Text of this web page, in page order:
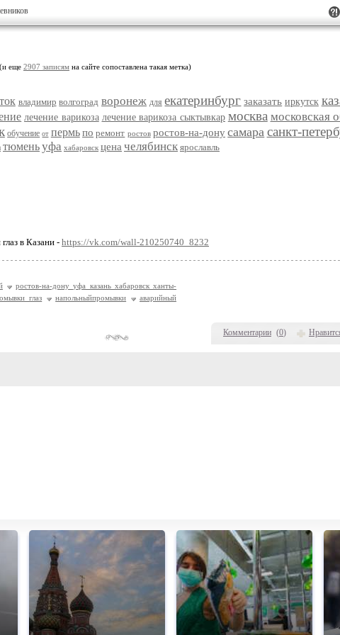
(и еще 2907 записям на сайте сопоставлена такая метка)
владимир волгоград воронеж для екатеринбург заказать иркутск
лечение варикоза лечение варикоза сыктывкар москва московская
обучение от пермь по ремонт ростов ростов-на-дону самара санкт-
тюменьуфа хабаровск цена челябинск ярославль
Комментарии (0)
в Казани - https://vk.com/wall-210250740_8232
ростов-на-дону уфа казань хабаровск ханты-
глаз напольныйпромывки
аварийный